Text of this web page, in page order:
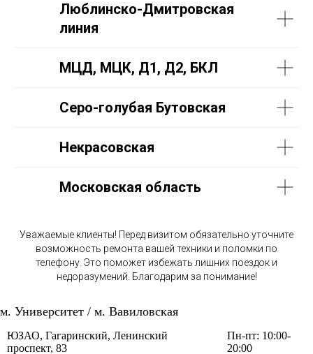
Люблинско-Дмитровская
линия
МЦД, МЦК, Д1, Д2, БКЛ
Серо-голубая Бутовская
Некрасовская
Московская область
Уважаемые клиенты! Перед визитом обязательно уточните
возможность ремонта вашей техники и поломки по
телефону. Это поможет избежать лишних поездок и
недоразумений. Благодарим за понимание!
м. Университет / м. Вавиловская
ЮЗАО, Гагаринский, Ленинский
проспект, 83
Пн-пт: 10:00-
20:00